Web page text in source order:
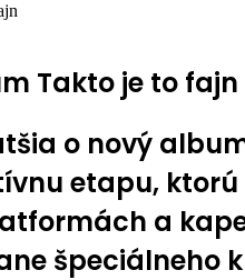
Takto je to fajn
o nový
etapu,
a
špeciálneho